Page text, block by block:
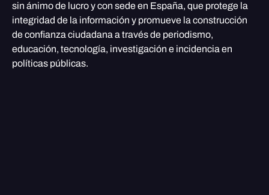
sin ánimo de lucro y con sede en España, que protege la
integridad de la información y promueve la construcción
de confianza ciudadana a través de periodismo,
educación, tecnología, investigación e incidencia en
políticas públicas.